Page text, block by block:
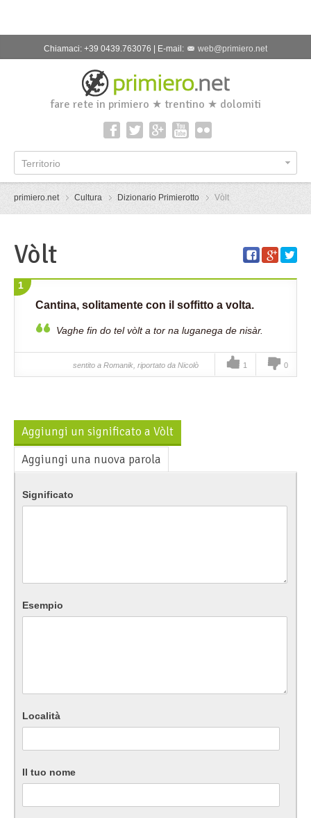
Chiamaci: +39 0439.763076 | E-mail: web@primiero.net
fare rete in primiero ★ trentino ★ dolomiti
Territorio
primiero.net Cultura Dizionario Primierotto Vòlt
Vòlt
1
Cantina, solitamente con il soffitto a volta.
Vaghe fin do tel vòlt a tor na luganega de nisàr.
sentito a Romanik, riportato da Nicolò 1 0
Aggiungi un significato a Vòlt
Aggiungi una nuova parola
Significato
Esempio
Località
Il tuo nome